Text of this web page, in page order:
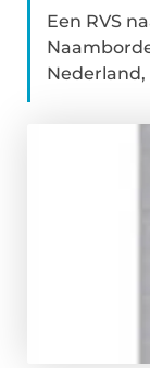
Een RVS
Nederland,